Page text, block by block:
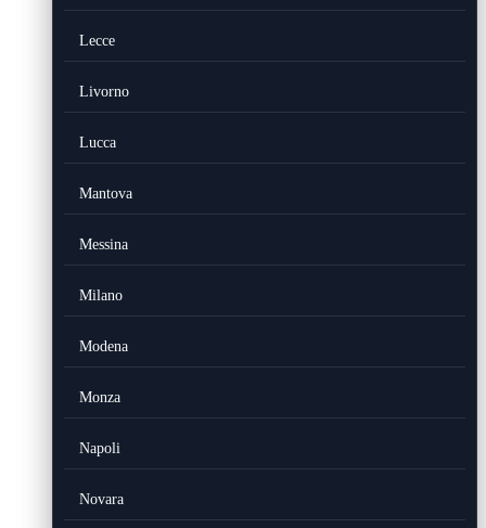
Lecce
Livorno
Lucca
Mantova
Messina
Milano
Modena
Monza
Napoli
Novara